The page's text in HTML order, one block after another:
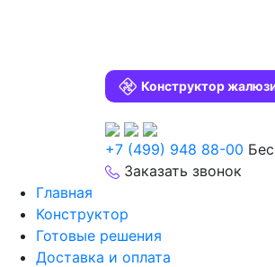
Конструктор
+7 (499) 948 88-00
Заказать звонок
Главная
Конструктор
Готовые решения
Доставка и оплата